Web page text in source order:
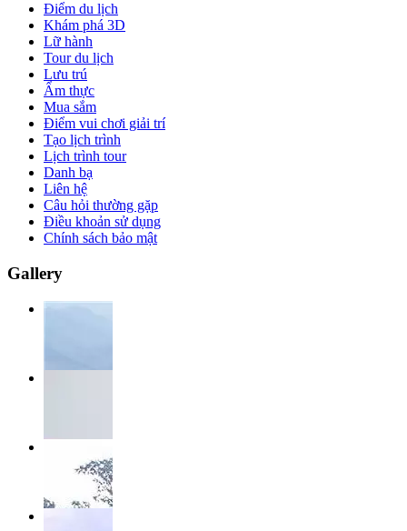
Điểm du lịch
Khám phá 3D
Lữ hành
Tour du lịch
Lưu trú
Ẩm thực
Mua sắm
Điểm vui chơi giải trí
Tạo lịch trình
Lịch trình tour
Danh bạ
Liên hệ
Câu hỏi thường gặp
Điều khoản sử dụng
Chính sách bảo mật
Gallery